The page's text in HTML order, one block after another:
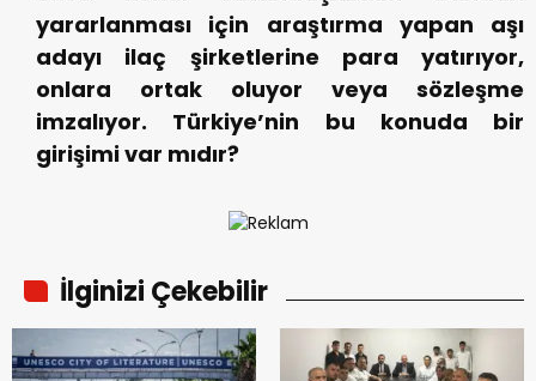
yararlanması için araştırma yapan aşı
adayı ilaç şirketlerine para yatırıyor,
onlara ortak oluyor veya sözleşme
imzalıyor. Türkiye’nin bu konuda bir
girişimi var mıdır?
İlginizi Çekebilir